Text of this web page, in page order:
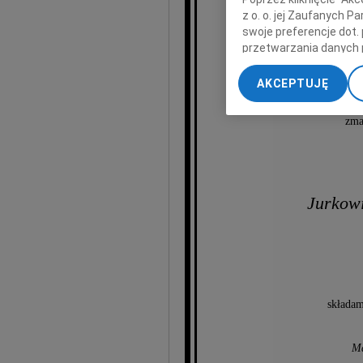
z o. o. jej Zaufanych
swoje preferencje dot.
przetwarzania danych
„Ustawienia
My, nasi Zaufani
dokładnych danych
Przechowywanie
treści, badnie
AKCEPTUJĘ